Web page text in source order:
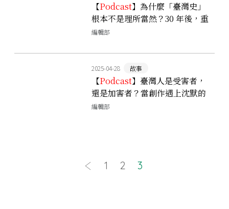
【Podcast】為什麼「臺灣史」
根本不是理所當然？30 年後，重
新提問臺灣史是什麼
編輯部
2025-04-28 故事
【Podcast】臺灣人是受害者，
還是加害者？當創作遇上沈默的
二戰歷史，我們能如何記得
編輯部
1 2 3